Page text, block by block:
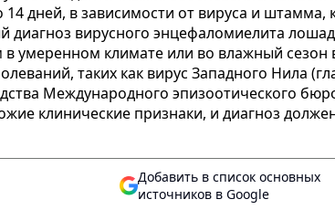
дней, в зависимости от вируса и
диагноз вирусного энцефаломиелита
умеренном климате или во влажный
таких как вирус Западного Нила
Международного эпизоотического
клинические признаки, и диагноз
Добавить в список основных
источников в Google